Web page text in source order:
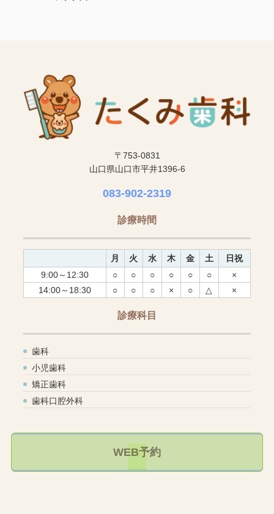
〒753-0831
山口県山口市平井1396-6
083-902-2319
診療時間
月 火 水 木 金 土
日祝
9:00～12:30
○ ○ ○ ○ ○ ○
×
14:00～18:30
○ ○ ○ × ○ △ ×
診療科目
歯科
小児歯科
矯正歯科
歯科口腔外科
WEB予約